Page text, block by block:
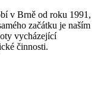
v Brně od roku 1991,
začátku je naším
vycházející
činnosti.